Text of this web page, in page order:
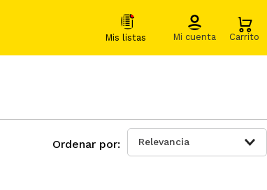
Relevancia